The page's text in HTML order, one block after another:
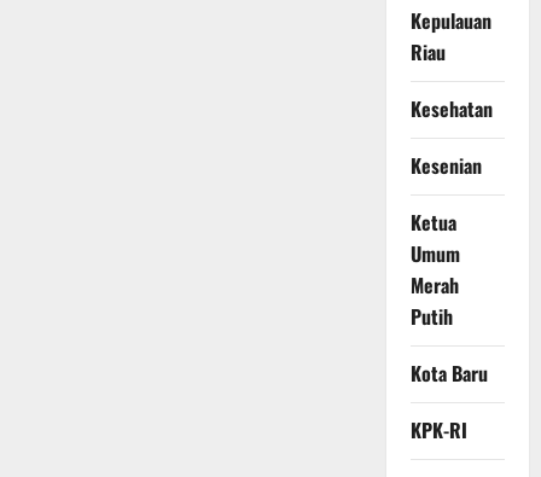
Kepulauan
Riau
Kesehatan
Kesenian
Ketua
Umum
Merah
Putih
Kota Baru
KPK-RI